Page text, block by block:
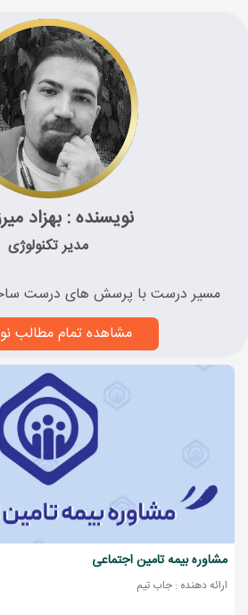
نویسنده : بهزاد
مدیر تکنولوژی
مسیر درست با پرسش های درست
مشاهده تمام مطالب
مشاوره بیمه تامین اجتماعی
ارائه دهنده : جاب تیم